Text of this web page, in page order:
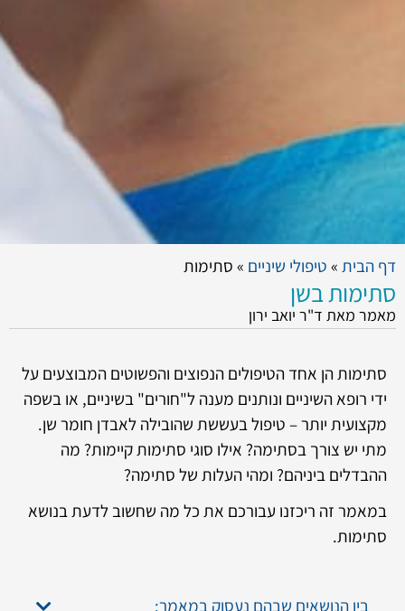
דף הבית » טיפולי שיניים » סתימות
סתימות בשן
מאמר מאת ד"ר יואב ירון
סתימות הן אחד הטיפולים הנפוצים והפשוטים המבוצעים על
ידי רופא השיניים ונותנים מענה ל"חורים" בשיניים, או בשפה
מקצועית יותר – טיפול בעששת שהובילה לאבדן חומר שן.
מתי יש צורך בסתימה? אילו סוגי סתימות קיימות? מה
ההבדלים ביניהם? ומהי העלות של סתימה?
במאמר זה ריכזנו עבורכם את כל מה שחשוב לדעת בנושא
סתימות.
בין הנושאים שבהם נעסוק במאמר: